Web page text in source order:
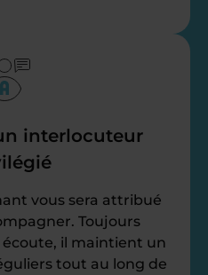
interlocuteur
vous sera attribué
Toujours
il maintient un
tout au long de